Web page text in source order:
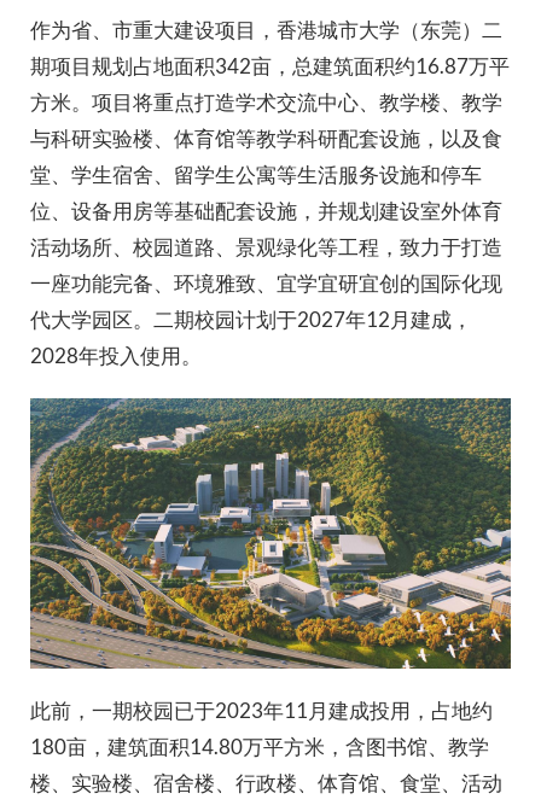
作为省、市重大建设项目，香港城市大学（东莞）二
期项目规划占地面积342亩，总建筑面积约16.87万平
方米。项目将重点打造学术交流中心、教学楼、教学
与科研实验楼、体育馆等教学科研配套设施，以及食
堂、学生宿舍、留学生公寓等生活服务设施和停车
位、设备用房等基础配套设施，并规划建设室外体育
活动场所、校园道路、景观绿化等工程，致力于打造
一座功能完备、环境雅致、宜学宜研宜创的国际化现
代大学园区。二期校园计划于2027年12月建成，
2028年投入使用。
此前，一期校园已于2023年11月建成投用，占地约
180亩，建筑面积14.80万平方米，含图书馆、教学
楼、实验楼、宿舍楼、行政楼、体育馆、食堂、活动